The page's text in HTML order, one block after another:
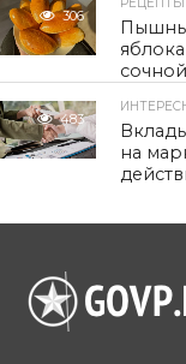
306
483
на